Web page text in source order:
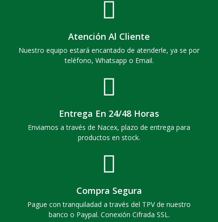
Atención Al Cliente
Nuestro equipo estará encantado de atenderle, ya se por
teléfono, Whatsapp o Email.
Entrega En 24/48 Horas
Enviamos a través de Nacex, plazo de entrega para
productos en stock.
Compra Segura
Pague con tranquiladad a través del TPV de nuestro
banco o Paypal. Conexión Cifrada SSL.